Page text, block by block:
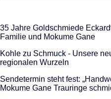
35 Jahre Goldschmiede
Familie und Mokume Gane
Kohle zu Schmuck - Unsere
regionalen Wurzeln
Sendetermin steht fest:
Mokume Gane Trauringe